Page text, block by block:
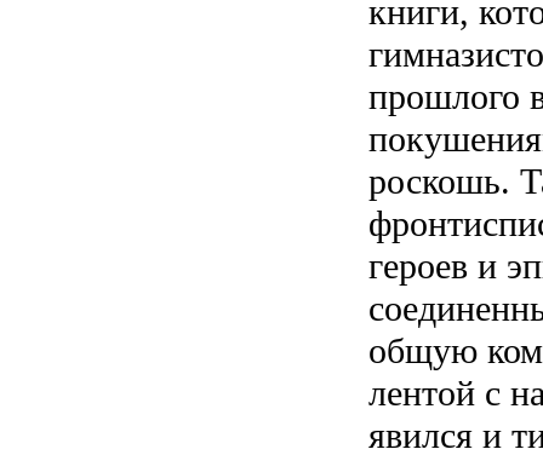
книги,
прошлого
роскошь.
героев и
общую
лентой с
явился и